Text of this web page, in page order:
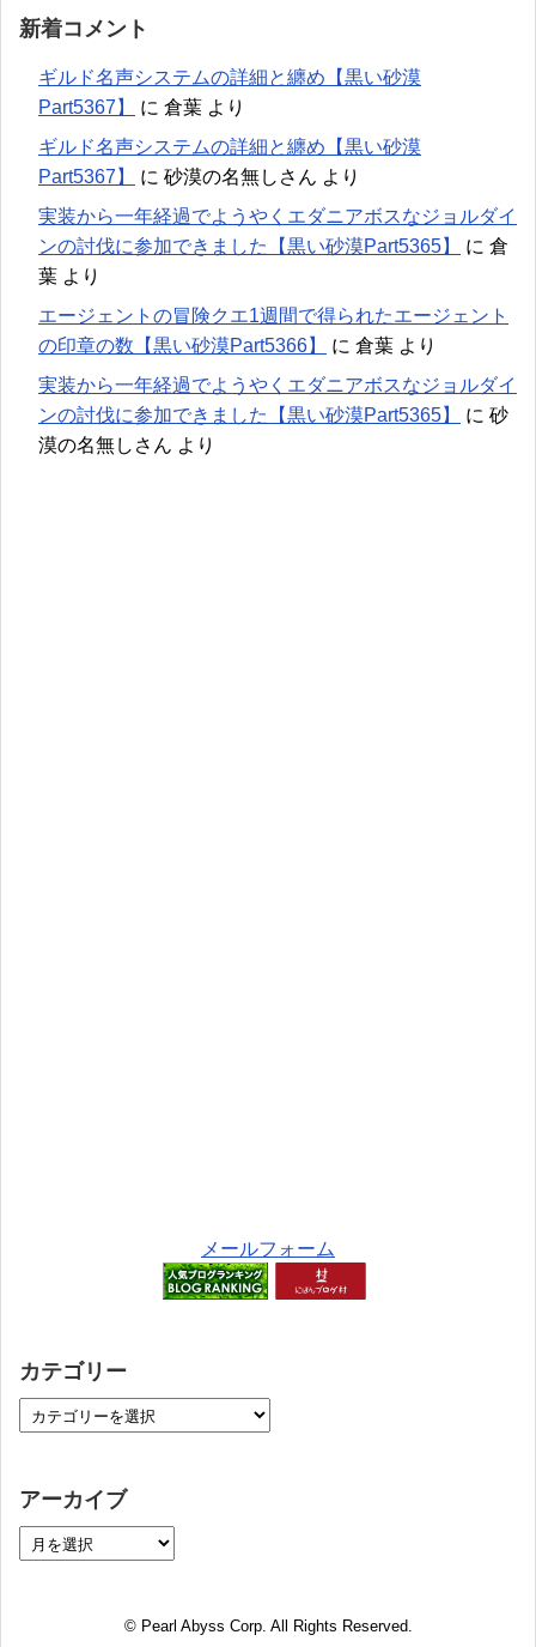
新着コメント
ギルド名声システムの詳細と纏め【黒い砂漠
Part5367】
に 倉葉 より
ギルド名声システムの詳細と纏め【黒い砂漠
Part5367】
に 砂漠の名無しさん より
実装から一年経過でようやくエダニアボスなジョルダイ
ンの討伐に参加できました【黒い砂漠Part5365】
に 倉
葉 より
エージェントの冒険クエ1週間で得られたエージェント
の印章の数【黒い砂漠Part5366】
に 倉葉 より
実装から一年経過でようやくエダニアボスなジョルダイ
ンの討伐に参加できました【黒い砂漠Part5365】
に 砂
漠の名無しさん より
メールフォーム
カテゴリー
アーカイブ
© Pearl Abyss Corp. All Rights Reserved.